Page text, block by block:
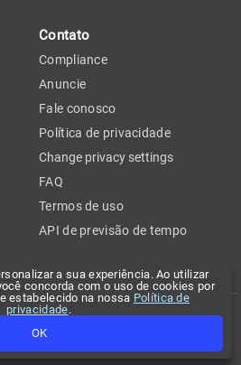
a sua experiência. Ao utilizar
concorda com o uso de cookies por
estabelecido na nossa Política de
privacidade.
OK
Contato
Compliance
Anuncie
Fale conosco
Política de privacidade
Change privacy settings
FAQ
Termos de uso
API de previsão de tempo
Todos os direitos reservados.